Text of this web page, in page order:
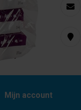
Mijn account